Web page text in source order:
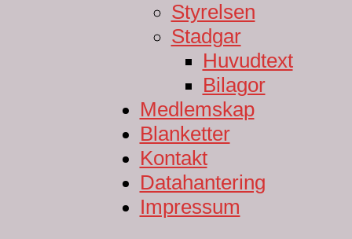
Styrelsen
Stadgar
Huvudtext
Bilagor
Medlemskap
Blanketter
Kontakt
Datahantering
Impressum